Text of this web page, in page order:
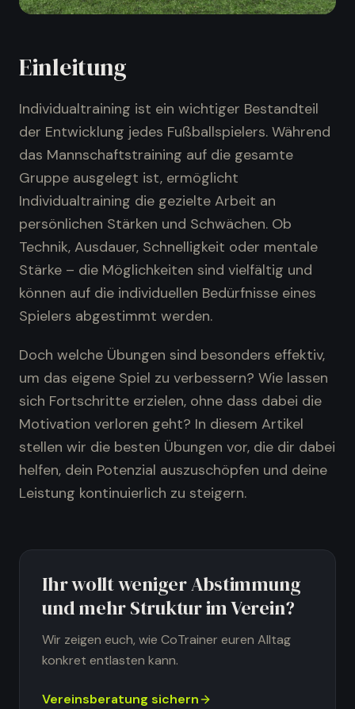
Einleitung
Individualtraining ist ein wichtiger Bestandteil
der Entwicklung jedes Fußballspielers. Während
das Mannschaftstraining auf die gesamte
Gruppe ausgelegt ist, ermöglicht
Individualtraining die gezielte Arbeit an
persönlichen Stärken und Schwächen. Ob
Technik, Ausdauer, Schnelligkeit oder mentale
Stärke – die Möglichkeiten sind vielfältig und
können auf die individuellen Bedürfnisse eines
Spielers abgestimmt werden.
Doch welche Übungen sind besonders effektiv,
um das eigene Spiel zu verbessern? Wie lassen
sich Fortschritte erzielen, ohne dass dabei die
Motivation verloren geht? In diesem Artikel
stellen wir die besten Übungen vor, die dir dabei
helfen, dein Potenzial auszuschöpfen und deine
Leistung kontinuierlich zu steigern.
Ihr wollt weniger Abstimmung
und mehr Struktur im Verein?
Wir zeigen euch, wie CoTrainer euren Alltag
konkret entlasten kann.
Vereinsberatung sichern